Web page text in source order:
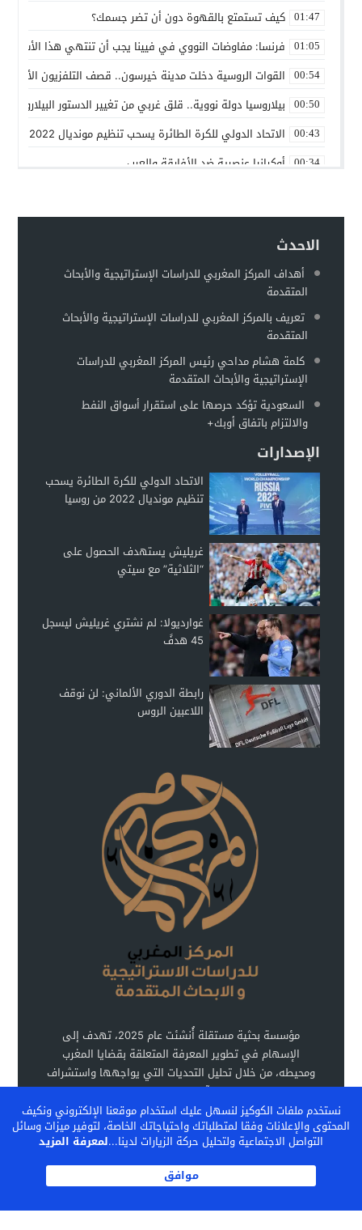
01:47 كيف تستمتع بالقهوة دون أن تضر جسمك؟
01:05 فرنسا: مفاوضات النووي في فيينا يجب أن تنتهي هذا الأسبوع
00:54 القوات الروسية دخلت مدينة خيرسون.. قصف التلفزيون
00:50 بيلاروسيا دولة نووية.. قلق غربي من تغيير الدستور
00:43 الاتحاد الدولي للكرة الطائرة يسحب تنظيم مونديال 2022 من روسيا
00:34 أوكرانيا عنصرية ضد الأفارقة والعرب
00:22 حماقات بوتين – عماد السنوني
00:18 توقعات بهروب 7 مليون أوكراني من الحرب تجاه الحدود الأوروبية
00:13 مطالبات للفيفا بفرض عقوبات على إسرائيل على غرار التعامل
وزير الخارجية الروسي: أوكرانيا تخطط لاستعادة سلاحها النووية
الاحدث
أهداف المركز المغربي للدراسات الإستراتيجية والأبحاث
المتقدمة
تعريف بالمركز المغربي للدراسات الإستراتيجية والأبحاث
المتقدمة
كلمة هشام مداحي رئيس المركز المغربي للدراسات
الإستراتيجية والأبحاث المتقدمة
السعودية تؤكد حرصها على استقرار أسواق النفط
والالتزام باتفاق أوبك+
الإصدارات
الاتحاد الدولي للكرة الطائرة يسحب
تنظيم مونديال 2022 من روسيا
غريليش يستهدف الحصول على
“الثلاثية” مع سيتي
غوارديولا: لم نشتري غريليش ليسجل
45 هدفً
رابطة الدوري الألماني: لن نوقف
اللاعبين الروس
مؤسسة بحثية مستقلة أُنشئت عام 2025، تهدف إلى
الإسهام في تطوير المعرفة المتعلقة بقضايا المغرب
ومحيطه، من خلال تحليل التحديات التي يواجهها واستشراف
آفاق تطوره.
اشـتـرك
نستخدم ملفات الكوكيز لنسهل عليك استخدام موقعنا الإلكتروني ونكيف
المحتوى والإعلانات وفقا لمتطلباتك واحتياجاتك الخاصة، لتوفير ميزات وسائل
التواصل الاجتماعية ولتحليل حركة الزيارات لدينا...لمعرفة المزيد
موافق